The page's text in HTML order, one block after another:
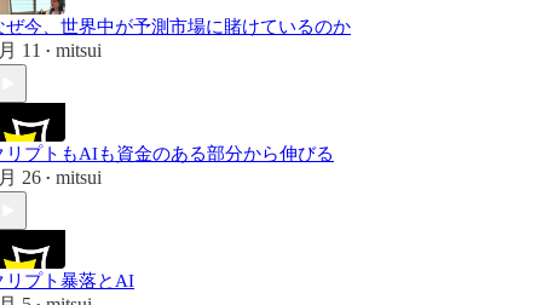
ぜ今、世界中が予測市場に賭けているのか
11 • mitsui
リプトもAIも資金のある部分から伸びる
26 • mitsui
リプト暴落とAI